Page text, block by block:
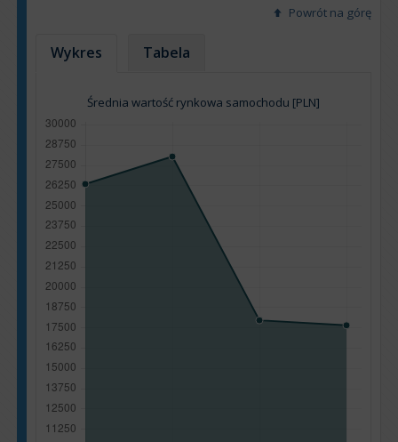
Powrót na górę
Wykres Tabela
Średnia wartość rynkowa samochodu [PLN]